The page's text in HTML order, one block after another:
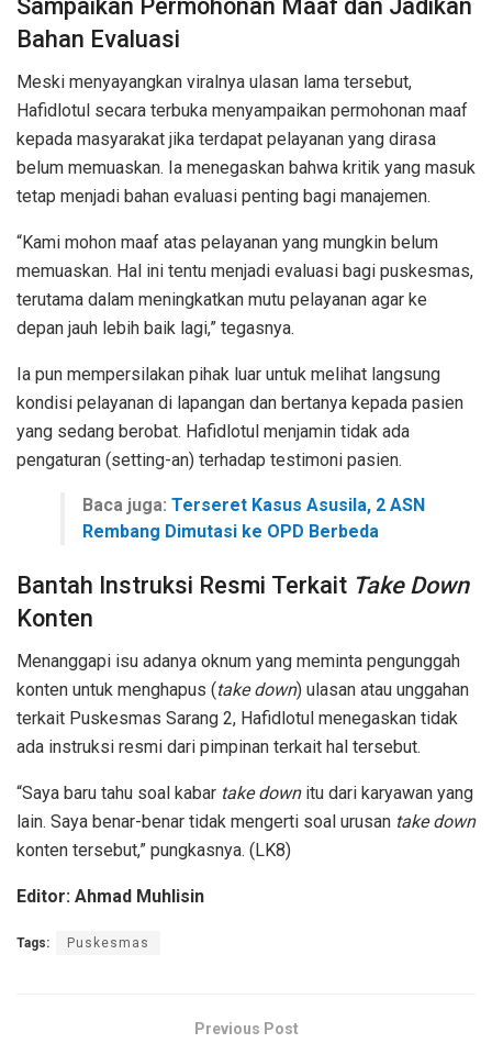
Sampaikan Permohonan Maaf dan Jadikan
Bahan Evaluasi
Meski menyayangkan viralnya ulasan lama tersebut,
Hafidlotul secara terbuka menyampaikan permohonan maaf
kepada masyarakat jika terdapat pelayanan yang dirasa
belum memuaskan. Ia menegaskan bahwa kritik yang masuk
tetap menjadi bahan evaluasi penting bagi manajemen.
“Kami mohon maaf atas pelayanan yang mungkin belum
memuaskan. Hal ini tentu menjadi evaluasi bagi puskesmas,
terutama dalam meningkatkan mutu pelayanan agar ke
depan jauh lebih baik lagi,” tegasnya.
Ia pun mempersilakan pihak luar untuk melihat langsung
kondisi pelayanan di lapangan dan bertanya kepada pasien
yang sedang berobat. Hafidlotul menjamin tidak ada
pengaturan (setting-an) terhadap testimoni pasien.
Baca juga: Terseret Kasus Asusila, 2 ASN
Rembang Dimutasi ke OPD Berbeda
Bantah Instruksi Resmi Terkait Take Down
Konten
Menanggapi isu adanya oknum yang meminta pengunggah
konten untuk menghapus (take down) ulasan atau unggahan
terkait Puskesmas Sarang 2, Hafidlotul menegaskan tidak
ada instruksi resmi dari pimpinan terkait hal tersebut.
“Saya baru tahu soal kabar take downitu dari karyawan yang
lain. Saya benar-benar tidak mengerti soal urusan take down
konten tersebut,” pungkasnya. (LK8)
Editor: Ahmad Muhlisin
Tags: Puskesmas
Previous Post